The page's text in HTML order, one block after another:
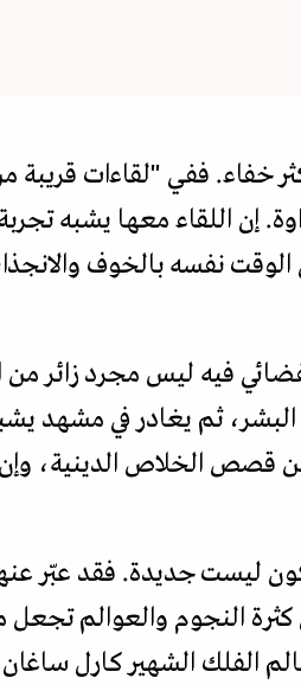
خفاء. ففي "لقاءات قريبة
إن اللقاء معها يشبه
نفسه بالخوف
فيه ليس مجرد زائر
ثم يغادر في مشهد
قصص الخلاص الدينية،
ليست جديدة. فقد عبّر
كثرة النجوم والعوالم
الفلك الشهير كارل ساغان